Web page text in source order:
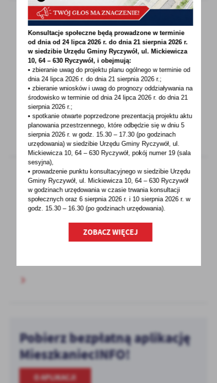
13 - 09 - 2022
Nowy rozkład jazdy na linii Ryczywół – Lipa –
Oborniki od 13.09.2022 r.
Nowy rozkład jazdy na linii Ryczywół – Lipa –
Oborniki od 13.09.2022 r.Informujemy, iż od
dnia...
13 - 09 - 2022
Wykaz nieruchomości stanowiących własność
Lp Nieruchomość z oznaczeniem KW Nu-mer
Pobierz bezpłatną aplikację
MieszkaniecINFO!
O APLIKACJI
Konsultacje społeczne będą prowadzone w terminie
od dnia od 24 lipca 2026 r. do dnia 21 sierpnia 2026 r.
w siedzibie Urzędu Gminy Ryczywół, ul. Mickiewicza
10, 64 – 630 Ryczywół, i obejmują:
• zbieranie uwag do projektu planu ogólnego w terminie od
dnia 24 lipca 2026 r. do dnia 21 sierpnia 2026 r.;
• zbieranie wniosków i uwag do prognozy oddziaływania na
środowisko w terminie od dnia 24 lipca 2026 r. do dnia 21
sierpnia 2026 r.;
• spotkanie otwarte poprzedzone prezentacją projektu aktu
planowania przestrzennego, które odbędzie się w dniu 5
sierpnia 2026 r.w godz. 15.30 – 17.30 (po godzinach
urzędowania) w siedzibie Urzędu Gminy Ryczywół, ul.
Mickiewicza 10, 64 – 630 Ryczywół, pokójnumer 19 (sala
sesyjna),
• prowadzenie punktu konsultacyjnego w siedzibie Urzędu
Gminy Ryczywół, ul. Mickiewicza 10, 64 – 630 Ryczywół
w godzinachurzędowania w czasie trwania konsultacji
społecznych oraz 6 sierpnia 2026 r. i 10 sierpnia 2026 r. w
godz. 15.30 – 16.30 (po godzinachurzędowania).
ZOBACZ WIĘCEJ